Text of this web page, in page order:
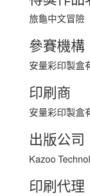
旅龜中文冒險
參賽機構
安量彩印製盒
印刷商
安量彩印製盒
出版公司
Kazoo
印刷代理